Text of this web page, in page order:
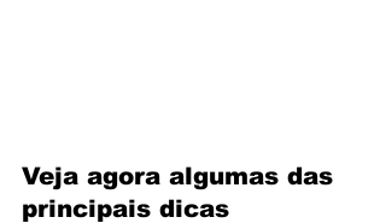
Veja agora algumas das
principais dicas